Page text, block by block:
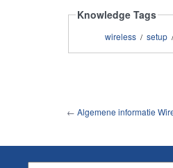
Knowledge Tags
wireless / setup
← Algemene informatie